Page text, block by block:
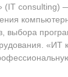
(IT consulting)
выбора
«ИТ